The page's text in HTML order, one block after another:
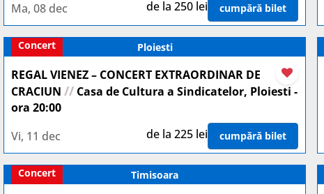
Ma, 08 dec de la 250 lei cumpără bilet
Ploiesti
Concert
REGAL VIENEZ – CONCERT EXTRAORDINAR DE
CRACIUN // Casa de Cultura a Sindicatelor, Ploiesti -
ora 20:00
Vi, 11 dec
de la 225 lei cumpără bilet
Timisoara
Concert